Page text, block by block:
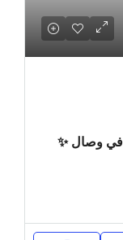
في وصال ✨